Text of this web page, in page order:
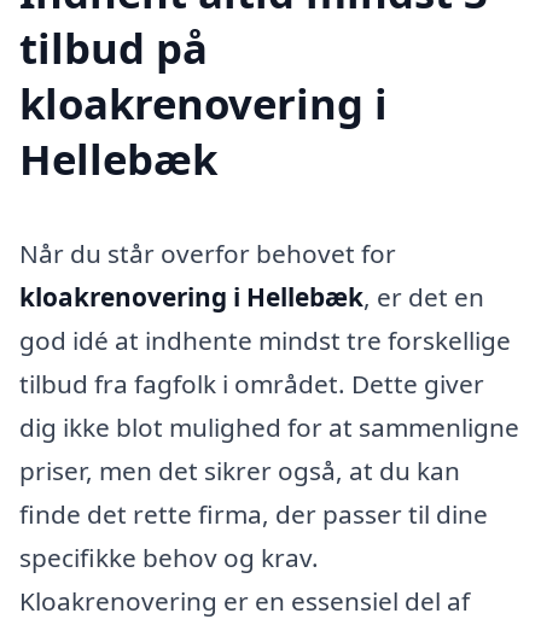
tilbud på
kloakrenovering i
Hellebæk
Når du står overfor behovet for
kloakrenovering i Hellebæk, er det en
god idé at indhente mindst tre forskellige
tilbud fra fagfolk i området. Dette giver
dig ikke blot mulighed for at sammenligne
priser, men det sikrer også, at du kan
finde det rette firma, der passer til dine
specifikke behov og krav.
Kloakrenovering er en essensiel del af